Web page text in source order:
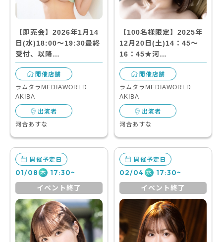
【即売会】2026年1月14
日(水)18:00～19:30最終
受付、以降…
開催店舗
ラムタラMEDIAWORLD
AKIBA
出演者
河合あすな
【100名様限定】2025年
12月20日(土)14：45～
16：45★河…
開催店舗
ラムタラMEDIAWORLD
AKIBA
出演者
河合あすな
開催予定日
01/08 木 17:30~
イベント終了
開催予定日
02/04 水 17:30~
イベント終了